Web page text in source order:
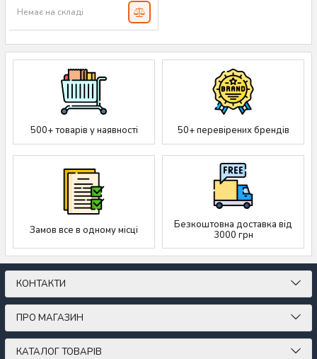
Немає на складі
500+ товарів у наявності 50+ перевірених брендів
Замов все в одному місці
Безкоштовна доставка від
3000 грн
КОНТАКТИ
ПРО МАГАЗИН
КАТАЛОГ ТОВАРІВ